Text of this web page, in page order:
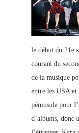
le début du 21e
courant du
de la musique
entre les USA et
péninsule pour
d’albums, donc